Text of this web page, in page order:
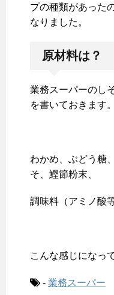
プの種類があった
なりました。
原材料は？
業務スーパーのし
を書いておきます。
わかめ、ぶどう糖
そ、鰹節粉末、
調味料（アミノ酸
こんな感じになっ
- 業務スーパー